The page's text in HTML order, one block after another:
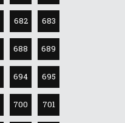
682 683
688 689
694 695
700 701